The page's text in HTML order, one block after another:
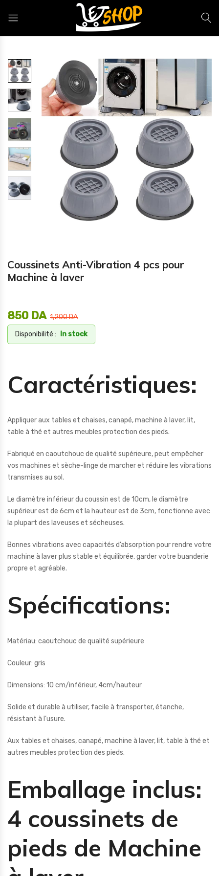
Coussinets Anti-Vibration 4 pcs pour
Machine à laver
1,200DA
850 DA
Disponibilité : In stock
Caractéristiques:
Appliquer aux tables et chaises, canapé, machine à laver, lit,
table à thé et autres meubles protection des pieds.
Fabriqué en caoutchouc de qualité supérieure, peut empêcher
vos machines et sèche-linge de marcher et réduire les vibrations
transmises au sol.
Le diamètre inférieur du coussin est de 10cm, le diamètre
supérieur est de 6cm et la hauteur est de 3cm, fonctionne avec
la plupart des laveuses et sécheuses.
Bonnes vibrations avec capacités d’absorption pour rendre votre
machine à laver plus stable et équilibrée, garder votre buanderie
propre et agréable.
Spécifications:
Matériau: caoutchouc de qualité supérieure
Couleur: gris
Dimensions: 10 cm/inférieur, 4cm/hauteur
Solide et durable à utiliser, facile à transporter, étanche,
résistant à l’usure.
Aux tables et chaises, canapé, machine à laver, lit, table à thé et
autres meubles protection des pieds.
Emballage inclus:
4 coussinets de
pieds de Machine